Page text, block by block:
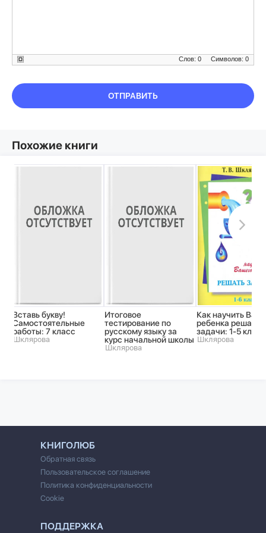
Символов: 0
Слов: 0
ОТПРАВИТЬ
Похожие книги
Вставь букву!
Самостоятельные
работы: 7 класс
Шклярова
Итоговое
тестирование по
русскому языку за
курс начальной школы
Шклярова
Как научить
ребенка решать
задачи: 1-5 класс
Шклярова
КНИГОЛЮБ
Обратная связь
Пользовательское соглашение
Политика конфиденциальности
Cookie
ПОДДЕРЖКА